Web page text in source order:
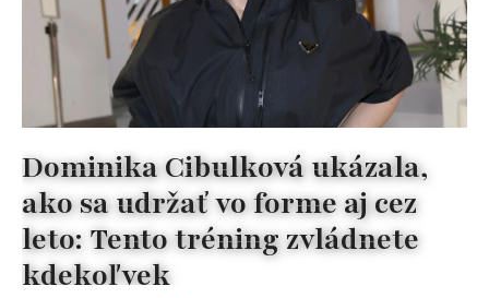
Dominika Cibulková ukázala,
ako sa udržať vo forme aj cez
leto: Tento tréning zvládnete
kdekoľvek